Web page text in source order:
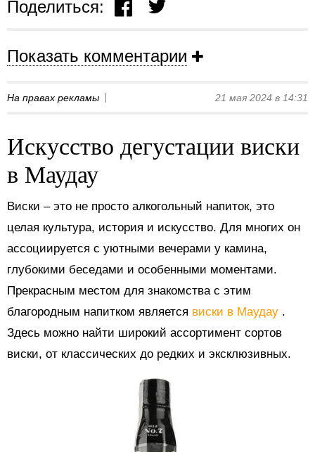
Поделиться:
Показать комментарии
На правах рекламы 21 мая 2024 в 14:31
Искусство дегустации виски
в Маудау
Виски – это не просто алкогольный напиток, это
целая культура, история и искусство. Для многих он
ассоциируется с уютными вечерами у камина,
глубокими беседами и особенными моментами.
Прекрасным местом для знакомства с этим
благородным напитком является виски в Маудау .
Здесь можно найти широкий ассортимент сортов
виски, от классических до редких и эксклюзивных.